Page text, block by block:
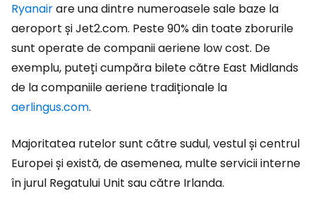
Ryanairare una dintre numeroasele sale baze la
aeroport șiJet2.com. Peste 90% din toate zborurile
sunt operate de companii aeriene low cost. De
exemplu, puteți cumpăra bilete către East Midlands
de la companiile aeriene tradiționale la
aerlingus.com.
Majoritatea rutelor sunt către sudul, vestul și centrul
Europei și există, de asemenea, multe servicii interne
în jurul Regatului Unit sau către Irlanda.